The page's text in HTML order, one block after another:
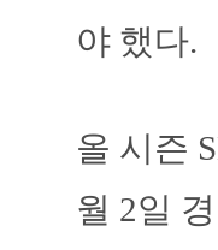
야 했다.
올 시즌
월 2일